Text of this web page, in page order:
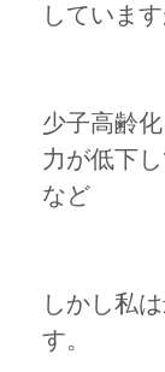
していま
少子高齢
力が低下
など
しかし私
す。